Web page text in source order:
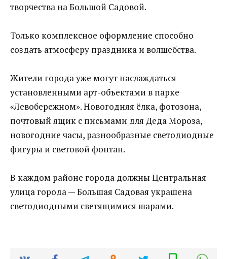
творчества на Большой Садовой.
Только комплексное оформление способно
создать атмосферу праздника и волшебства.
Жители города уже могут наслаждаться
установленными арт-объектами в парке
«Левобережном». Новогодняя ёлка, фотозона,
почтовый ящик с письмами для Деда Мороза,
новогодние часы, разнообразные светодиодные
фигуры и световой фонтан.
В каждом районе города должны Центральная
улица города — Большая Садовая украшена
светодиодными светящимися шарами.